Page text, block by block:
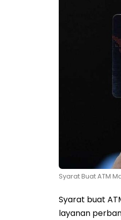
Syarat Buat ATM
Syarat buat
layanan